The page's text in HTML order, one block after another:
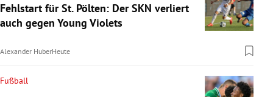
Fehlstart für St. Pölten: Der SKN verliert
auch gegen Young Violets
Alexander HuberHeute
Fußball